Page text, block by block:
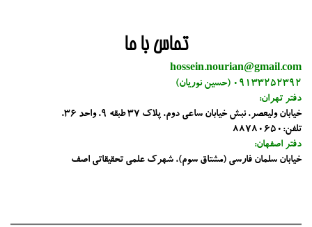
تماس با ما
hossein.nourian@gmail.com
09133252392 (حسین نوریان)
دفتر تهران:
خیابان ولیعصر، نبش خیابان ساعی دوم، پلاک 37 طبقه 9، واحد 36،
تلفن:88780650
دفتر اصفهان:
خیابان سلمان فارسی (مشتاق سوم)، شهرک علمی تحقیقاتی اصف